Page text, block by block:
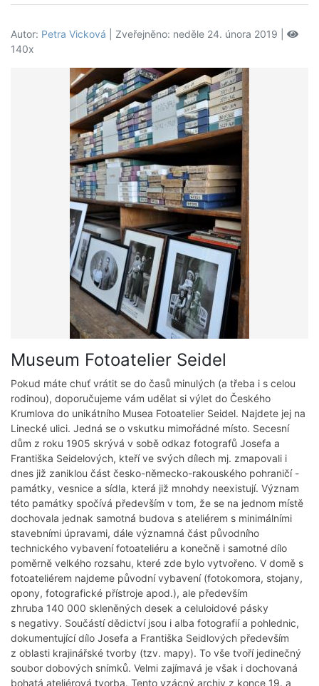
Autor: Petra Vicková | Zveřejněno: neděle 24. února 2019 |
140x
Museum Fotoatelier Seidel
Pokud máte chuť vrátit se do časů minulých (a třeba i s celou
rodinou), doporučujeme vám udělat si výlet do Českého
Krumlova do unikátního Musea Fotoatelier Seidel. Najdete jej na
Linecké ulici. Jedná se o vskutku mimořádné místo. Secesní
dům z roku 1905 skrývá v sobě odkaz fotografů Josefa a
Františka Seidelových, kteří ve svých dílech mj. zmapovali i
dnes již zaniklou část česko-německo-rakouského pohraničí -
památky, vesnice a sídla, která již mnohdy neexistují. Význam
této památky spočívá především v tom, že se na jednom místě
dochovala jednak samotná budova s ateliérem s minimálními
stavebními úpravami, dále významná část původního
technického vybavení fotoateliéru a konečně i samotné dílo
poměrně velkého rozsahu, které zde bylo vytvořeno. V domě s
fotoateliérem najdeme původní vybavení (fotokomora, stojany,
opony, fotografické přístroje apod.), ale především
zhruba 140 000 skleněných desek a celuloidové pásky
s negativy. Součástí dědictví jsou i alba fotografií a pohlednic,
dokumentující dílo Josefa a Františka Seidlových především
z oblasti krajinářské tvorby (tzv. mapy). To vše tvoří jedinečný
soubor dobových snímků. Velmi zajímavá je však i dochovaná
bohatá ateliérová tvorba. Tento vzácný archiv z konce 19. a